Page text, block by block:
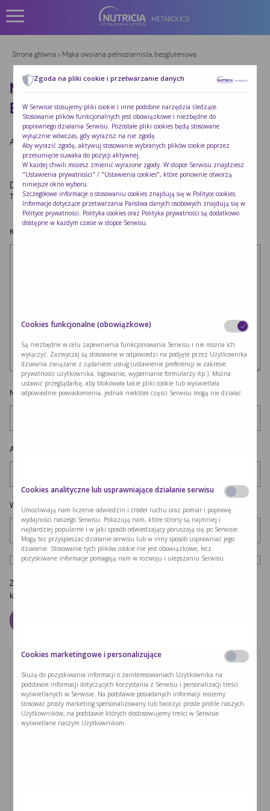
Strona główna> Mąka owsiana pełnoziarnista, bezglutenowa
MĄKA OWSIANA PEŁNOZIARNISTA,
BEZGLUTENOWA
Autor:Redakcja Nutricia|Opublikowano:2022-10-24
Dodaj komentarz
Twój adres e-mail nie zostanie opublikowany. Wymagane pola są oznaczone
Komentarz
Nazwa*
Adres e-mail
Witryna internetowa
Zapamiętaj moje dane w tej przeglądarce podczas pisania kolejnych
komentarzy.
Zobacz również
PODUSZKI Z PAPIERU RYŻOWEGO Z
JACKFRUITEM I WARZYWAMI
Zgoda na pliki cookie i przetwarzanie danych
W Serwisie stosujemy pliki cookie i inne podobne narzędzia śledzące.
Stosowanie plików funkcjonalnych jest obowiązkowe i niezbędne do
poprawnego działania Serwisu. Pozostałe pliki cookies będą stosowane
wyłącznie wówczas, gdy wyrazisz na nie zgodę.
Aby wyrazić zgodę, aktywuj stosowanie wybranych plików cookie poprzez
przesunięcie suwaka do pozycji aktywnej.
W każdej chwili możesz zmienić wyrażone zgody. W stopce Serwisu znajdziesz
"Ustawienia prywatności" / "Ustawienia cookies", które ponownie otworzą
niniejsze okno wyboru.
Szczegółowe informacje o stosowaniu cookies znajdują się w Polityce cookies
Informacje dotyczące przetwarzania Państwa danych osobowych znajdują się w
Polityce prywatności . Polityka cookies oraz Polityka prywatności są dodatkowo
dostępne w każdym czasie w stopce Serwisu.
Cookies funkcjonalne (obowiązkowe)
Są niezbędne w celu zapewnienia funkcjonowania Serwisu i nie można ich
wyłączyć. Zazwyczaj są stosowane w odpowiedzi na podjęte przez Użytkownika
działania związane z żądaniem usług (ustawienie preferencji w zakresie
prywatności użytkownika, logowanie, wypełnianie formularzy itp.). Można
ustawić przeglądarkę, aby blokowała takie pliki cookie lub wyświetlała
odpowiednie powiadomienia, jednak niektóre części Serwisu mogą nie działać.
Cookies analityczne lub usprawniające działanie serwisu
Umożliwiają nam liczenie odwiedzin i źródeł ruchu oraz pomiar i poprawę
wydajności naszego Serwisu. Pokazują nam, które strony są najmniej i
najbardziej popularne i w jaki sposób odwiedzający poruszają się po Serwisie.
Mogą też przyspieszać działanie serwisu lub w inny sposób usprawniać jego
działanie. Stosowanie tych plików cookie nie jest obowiązkowe, lecz
pozyskiwane informacje pomagają nam w rozwoju i ulepszaniu Serwisu.
Cookies marketingowe i personalizujące
Służą do pozyskiwania informacji o zainteresowaniach Użytkownika na
podstawie informacji dotyczących korzystania z Serwisu i personalizacji treści
wyświetlanych w Serwisie. Na podstawie posiadanych informacji możemy
stosować prosty marketing spersonalizowany lub tworzyć proste profile naszych
Użytkowników, na podstawie których dostosowujemy treści w Serwisie
wyświetlane naszym Użytkownikom.